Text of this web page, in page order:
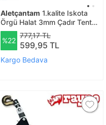
Aletçantam 1.kalite Iskota
Örgü Halat 3mm Çadır Tente
Branda Eşya Bağlama Şakül
Denizci İpi -100 Mt
%22
777,17 TL
599,95 TL
Kargo Bedava